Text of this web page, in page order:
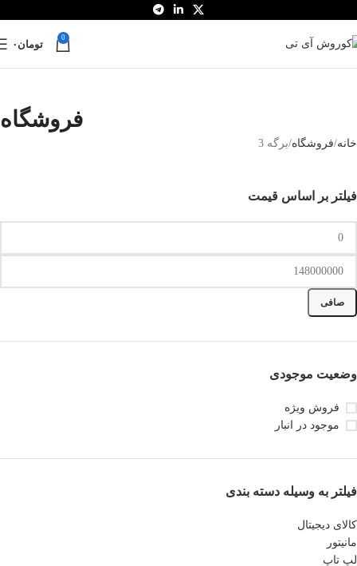
0
تومان ۰
فروشگاه
خانه فروشگاه برگه 3
فیلتر بر اساس قیمت
صافی
وضعیت موجودی
فروش ویژه
موجود در انبار
فیلتر به وسیله دسته بندی
کالای دیجیتال
مانیتور
لپ تاپ